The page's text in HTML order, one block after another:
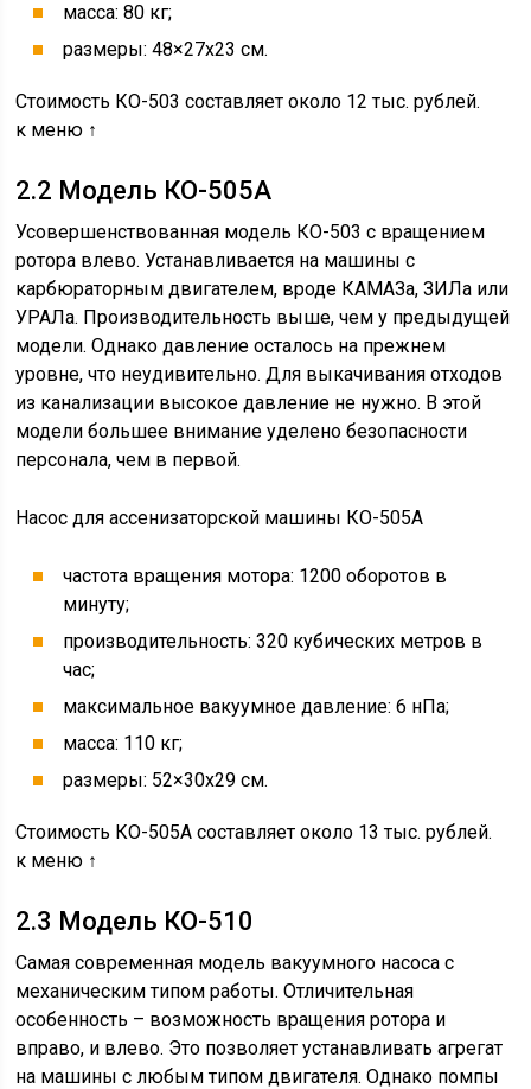
масса: 80 кг;
размеры: 48×27х23 см.
Стоимость КО-503 составляет около 12 тыс. рублей.
к меню ↑
2.2 Модель КО-505А
Усовершенствованная модель КО-503 с вращением
ротора влево. Устанавливается на машины с
карбюраторным двигателем, вроде КАМАЗа, ЗИЛа или
УРАЛа. Производительность выше, чем у предыдущей
модели. Однако давление осталось на прежнем
уровне, что неудивительно. Для выкачивания отходов
из канализации высокое давление не нужно. В этой
модели большее внимание уделено безопасности
персонала, чем в первой.
Насос для ассенизаторской машины КО-505А
частота вращения мотора: 1200 оборотов в
минуту;
производительность: 320 кубических метров в
час;
максимальное вакуумное давление: 6 нПа;
масса: 110 кг;
размеры: 52×30х29 см.
Стоимость КО-505А составляет около 13 тыс. рублей.
к меню ↑
2.3 Модель КО-510
Самая современная модель вакуумного насоса с
механическим типом работы. Отличительная
особенность – возможность вращения ротора и
вправо, и влево. Это позволяет устанавливать агрегат
на машины с любым типом двигателя. Однако помпы